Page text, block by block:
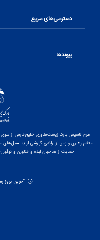
دسترسی‌های سریع
پیوندها
طرح تاسیس پارک زیست‌فناوری خلیج‌فارس از سوی
حمایت از صاحبان ایده و فناوران و
آخرین بروز